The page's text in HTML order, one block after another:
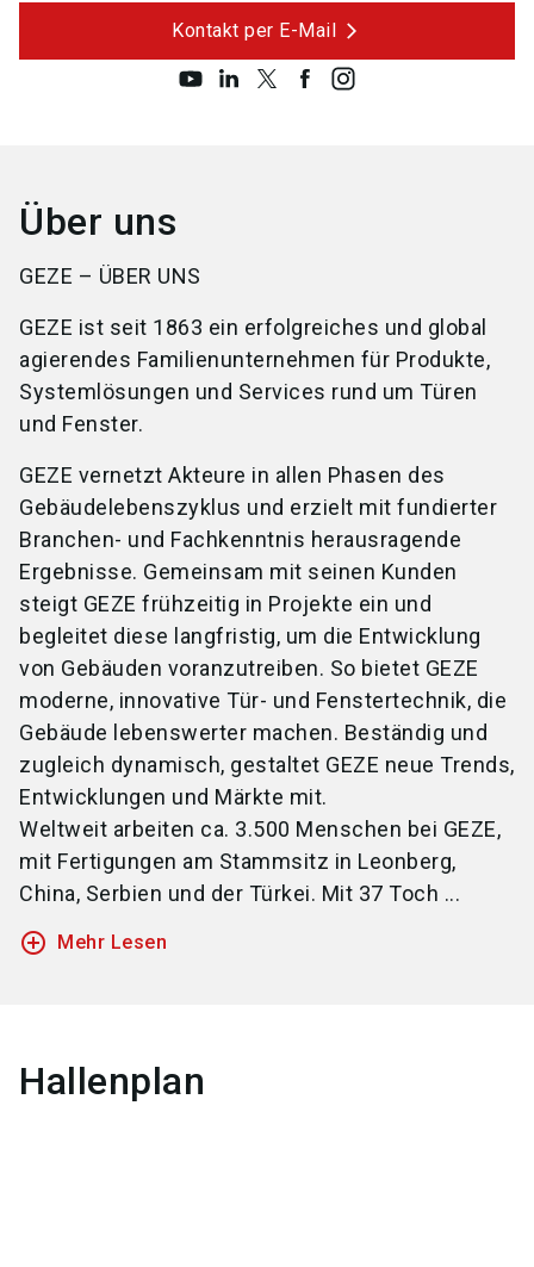
Kontakt per E-Mail
Über uns
GEZE – ÜBER UNS
GEZE ist seit 1863 ein erfolgreiches und global
agierendes Familienunternehmen für Produkte,
Systemlösungen und Services rund um Türen
und Fenster.
GEZE vernetzt Akteure in allen Phasen des
Gebäudelebenszyklus und erzielt mit fundierter
Branchen- und Fachkenntnis herausragende
Ergebnisse. Gemeinsam mit seinen Kunden
steigt GEZE frühzeitig in Projekte ein und
begleitet diese langfristig, um die Entwicklung
von Gebäuden voranzutreiben. So bietet GEZE
moderne, innovative Tür- und Fenstertechnik, die
Gebäude lebenswerter machen. Beständig und
zugleich dynamisch, gestaltet GEZE neue Trends,
Entwicklungen und Märkte mit.
Weltweit arbeiten ca. 3.500 Menschen bei GEZE,
mit Fertigungen am Stammsitz in Leonberg,
China, Serbien und der Türkei. Mit 37 Toch ...
add_circle_outline Mehr Lesen
Hallenplan